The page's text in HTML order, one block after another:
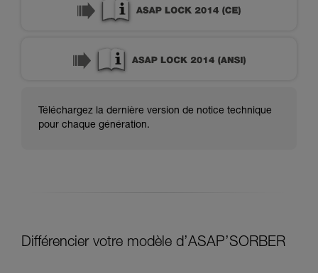
Téléchargez la dernière version de notice technique
pour chaque génération.
Différencier votre modèle d’ASAP’SORBER